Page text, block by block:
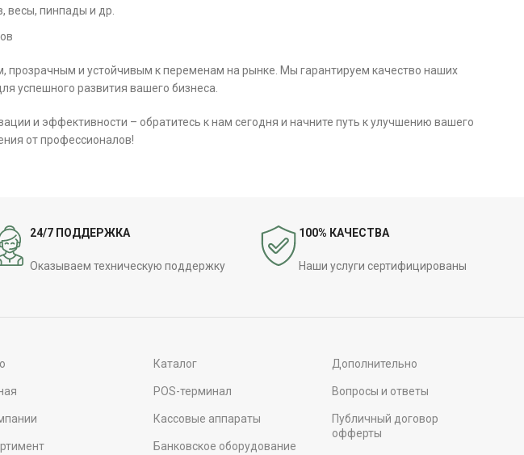
весы, пинпады и др.
прозрачным и устойчивым к переменам на рынке. Мы гарантируем качество наших
успешного развития вашего бизнеса.
и эффективности – обратитесь к нам сегодня и начните путь к улучшению вашего
от профессионалов!
24/7 ПОДДЕРЖКА
Оказываем техническую поддержку
100% КАЧЕСТВА
Наши услуги сертифицированы
Каталог
POS-терминал
Кассовые аппараты
Банковское оборудование
Дополнительно
Вопросы и ответы
Публичный договор
офферты